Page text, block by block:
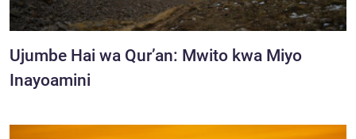
Ujumbe Hai wa Qur’an: Mwito kwa Miyo
Inayoamini